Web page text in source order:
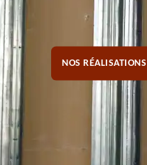
NOS RÉALISATIONS